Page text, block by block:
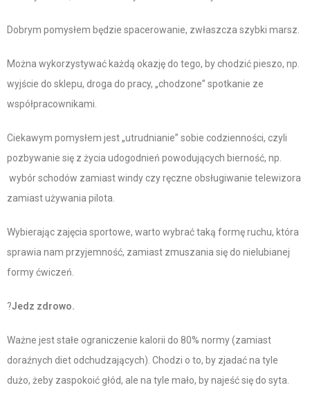
Dobrym pomysłem będzie spacerowanie, zwłaszcza szybki marsz.
Można wykorzystywać każdą okazję do tego, by chodzić pieszo, np.
wyjście do sklepu, droga do pracy, „chodzone” spotkanie ze
współpracownikami.
Ciekawym pomysłem jest „utrudnianie” sobie codzienności, czyli
pozbywanie się z życia udogodnień powodujących bierność, np.
wybór schodów zamiast windy czy ręczne obsługiwanie telewizora
zamiast używania pilota.
Wybierając zajęcia sportowe, warto wybrać taką formę ruchu, która
sprawia nam przyjemność, zamiast zmuszania się do nielubianej
formy ćwiczeń.
?Jedz zdrowo.
Ważne jest stałe ograniczenie kalorii do 80% normy (zamiast
doraźnych diet odchudzających). Chodzi o to, by zjadać na tyle
dużo, żeby zaspokoić głód, ale na tyle mało, by najeść się do syta.